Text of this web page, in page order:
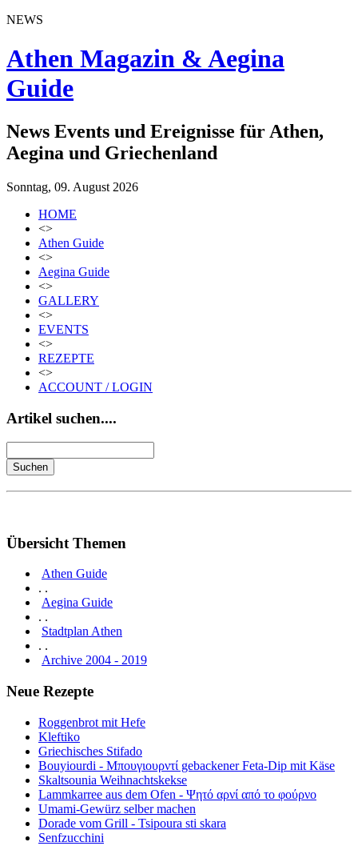
NEWS
Athen Magazin & Aegina
Guide
News Events und Ereignisse für Athen,
Aegina und Griechenland
Sonntag, 09. August 2026
HOME
<>
Athen Guide
<>
Aegina Guide
<>
GALLERY
<>
EVENTS
<>
REZEPTE
<>
ACCOUNT / LOGIN
Artikel suchen....
Übersicht Themen
Athen Guide
. .
Aegina Guide
. .
Stadtplan Athen
. .
Archive 2004 - 2019
Neue Rezepte
Roggenbrot mit Hefe
Kleftiko
Griechisches Stifado
Bouyiourdi - Μπουγιουρντί gebackener Feta-Dip mit Käse
Skaltsounia Weihnachtskekse
Lammkarree aus dem Ofen - Ψητό αρνί από το φούρνο
Umami-Gewürz selber machen
Dorade vom Grill - Tsipoura sti skara
Senfzucchini